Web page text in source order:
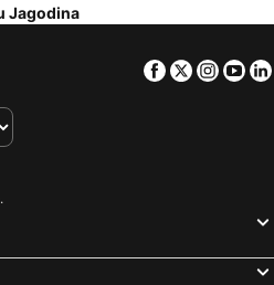
Jagodina
Facebook
Twitter